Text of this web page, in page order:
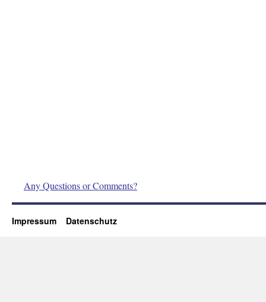
Any Questions or Comments?
Impressum Datenschutz